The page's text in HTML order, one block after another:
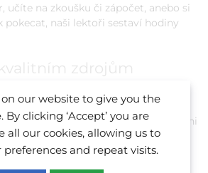
učíte na zkoušku či zápočet, anebo si
pokecat, naši lektoři sestaví hodiny
zdrojům
BELS budete díky našemu lektorovi
materiály z renomovaných
Díky tomu jsou naši lektoři schopni
na míru, aby byl výsledek co
lepší než si pouze koupit jednu
jejím obsahem. Takhle budete
on our website to give you the
By clicking ‘Accept’ you are
all our cookies, allowing us to
and repeat visits.